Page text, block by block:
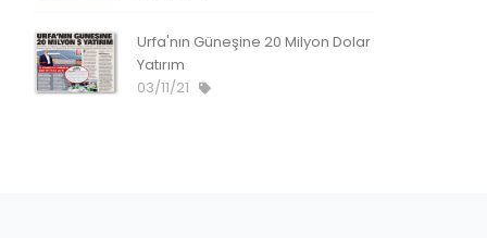
Urfa'nın Güneşine 20 Milyon Dolar
Yatırım
03/11/21